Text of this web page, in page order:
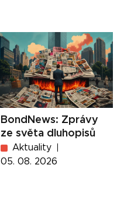
BondNews: Zprávy
ze světa dluhopisů
Aktuality
05. 08. 2026